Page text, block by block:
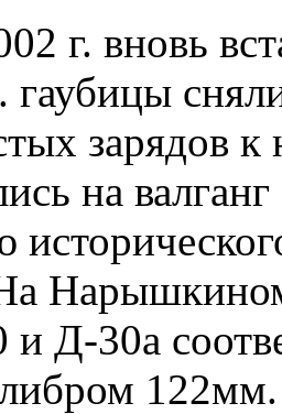
г. вновь
гаубицы
на
Д-30а